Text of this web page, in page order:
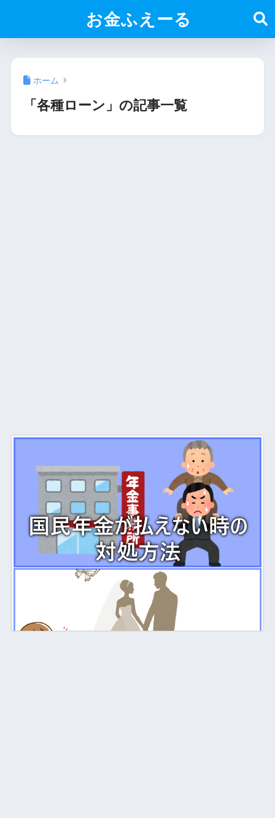
お金ふえーる
ホーム
「各種ローン」の記事一覧